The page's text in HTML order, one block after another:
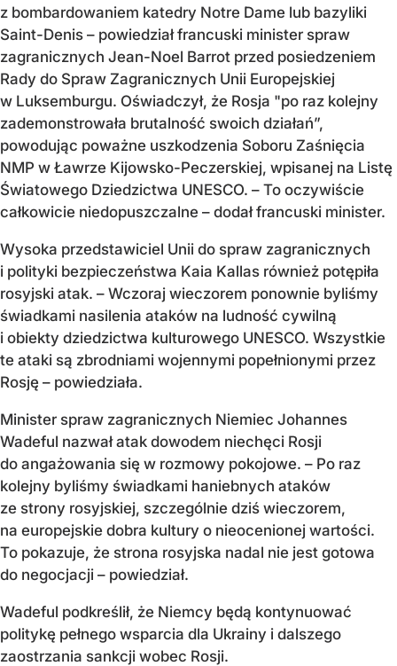
z bombardowaniem katedry Notre Dame lub bazyliki
Saint-Denis – powiedział francuski minister spraw
zagranicznych Jean-Noel Barrot przed posiedzeniem
Rady do Spraw Zagranicznych Unii Europejskiej
w Luksemburgu. Oświadczył, że Rosja "po raz kolejny
zademonstrowała brutalność swoich działań”,
powodując poważne uszkodzenia Soboru Zaśnięcia
NMP w Ławrze Kijowsko-Peczerskiej, wpisanej na Listę
Światowego Dziedzictwa UNESCO. – To oczywiście
całkowicie niedopuszczalne – dodał francuski minister.
Wysoka przedstawiciel Unii do spraw zagranicznych
i polityki bezpieczeństwa Kaia Kallas również potępiła
rosyjski atak. – Wczoraj wieczorem ponownie byliśmy
świadkami nasilenia ataków na ludność cywilną
i obiekty dziedzictwa kulturowego UNESCO. Wszystkie
te ataki są zbrodniami wojennymi popełnionymi przez
Rosję – powiedziała.
Minister spraw zagranicznych Niemiec Johannes
Wadeful nazwał atak dowodem niechęci Rosji
do angażowania się w rozmowy pokojowe. – Po raz
kolejny byliśmy świadkami haniebnych ataków
ze strony rosyjskiej, szczególnie dziś wieczorem,
na europejskie dobra kultury o nieocenionej wartości.
To pokazuje, że strona rosyjska nadal nie jest gotowa
do negocjacji – powiedział.
Wadeful podkreślił, że Niemcy będą kontynuować
politykę pełnego wsparcia dla Ukrainy i dalszego
zaostrzania sankcji wobec Rosji.